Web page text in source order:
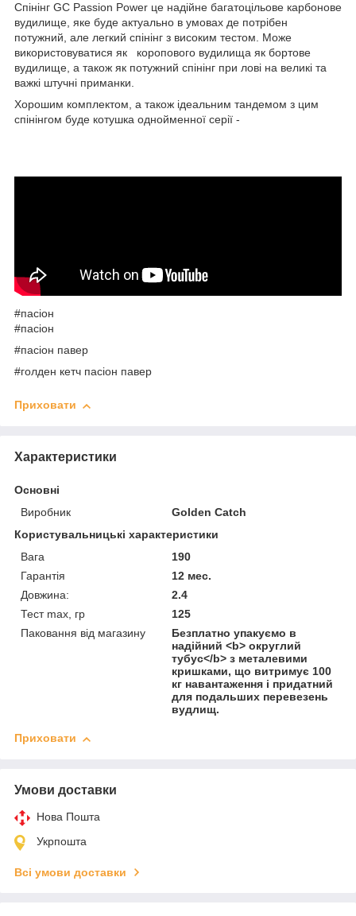
Спінінг GC Passion Power це надійне багатоцільове карбонове
вудилище, яке буде актуально в умовах де потрібен
потужний, але легкий спінінг з високим тестом. Може
використовуватися як коропового вудилища як бортове
вудилище, а також як потужний спінінг при лові на великі та
важкі штучні приманки.
Хорошим комплектом, а також ідеальним тандемом з цим
спінінгом буде котушка однойменної серії -
#пасіон
#пасіон
#пасіон павер
#голден кетч пасіон павер
Приховати
Характеристики
Основні
Виробник
Golden Catch
Користувальницькі характеристики
Вага
190
Гарантія
12 мес.
Довжина:
2.4
Тест max, гр
125
Паковання від магазину
Безплатно упакуємо в
надійний <b> округлий
тубус</b> з металевими
кришками, що витримує 100
кг навантаження і придатний
для подальших перевезень
вудлищ.
Приховати
Умови доставки
Нова Пошта
Укрпошта
Всі умови доставки